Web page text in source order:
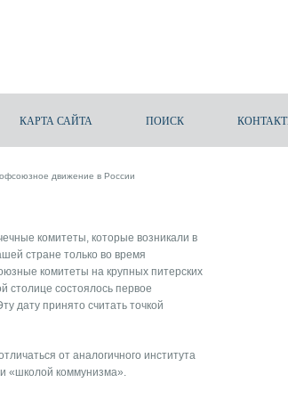
КАРТА САЙТА ПОИСК
движение в России
комитеты, которые возникали в
стране только во время
комитеты на крупных питерских
столице состоялось первое
дату принято считать точкой
от аналогичного института
«школой коммунизма».